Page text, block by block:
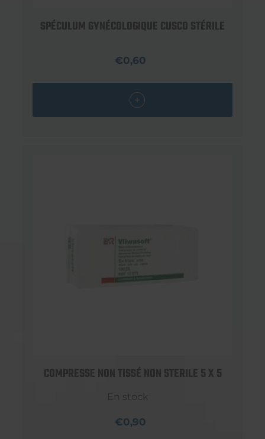
SPÉCULUM GYNÉCOLOGIQUE CUSCO STÉRILE
€0,60
COMPRESSE NON TISSÉ NON STERILE 5 X 5
En stock
€0,90